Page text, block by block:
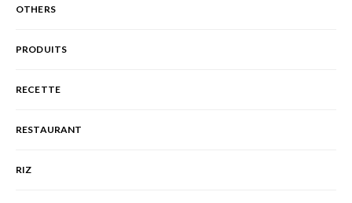
OTHERS
PRODUITS
RECETTE
RESTAURANT
RIZ